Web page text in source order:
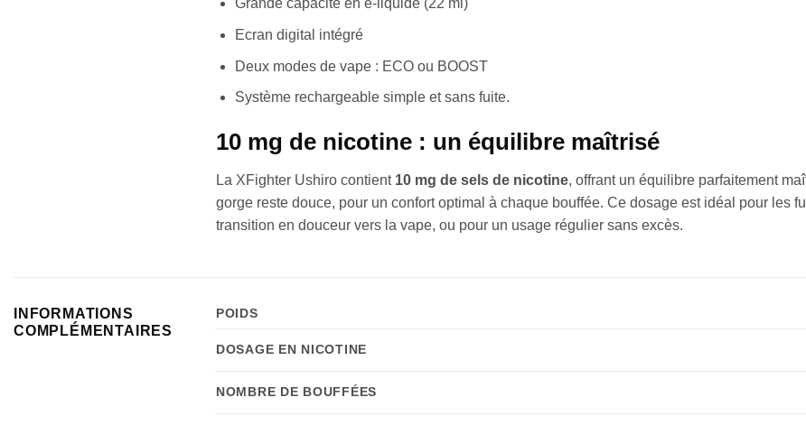
Grande capacité en e-liquide (22 ml)
Ecran digital intégré
Deux modes de vape : ECO ou BOOST
Système rechargeable simple et sans fuite.
10 mg de nicotine : un équilibre maîtrisé
La XFighter Ushiro contient 10 mg de sels de nicotine, offrant un équilibre parfaitement
gorge reste douce, pour un confort optimal à chaque bouffée. Ce dosage est idéal pour les
transition en douceur vers la vape, ou pour un usage régulier sans excès.
INFORMATIONS
COMPLÉMENTAIRES
POIDS
DOSAGE EN NICOTINE
NOMBRE DE BOUFFÉES